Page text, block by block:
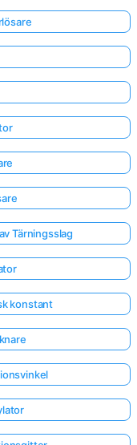
Tärningsslag
konstant